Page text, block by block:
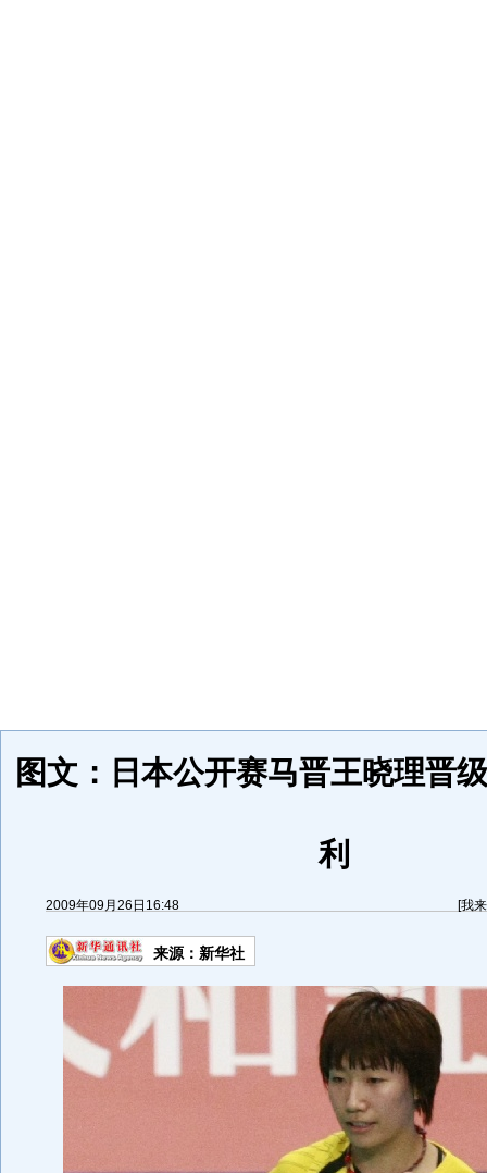
图文：日本公开赛马晋王晓理晋
利
2009年09月26日16:48 [我
来源： 新华社